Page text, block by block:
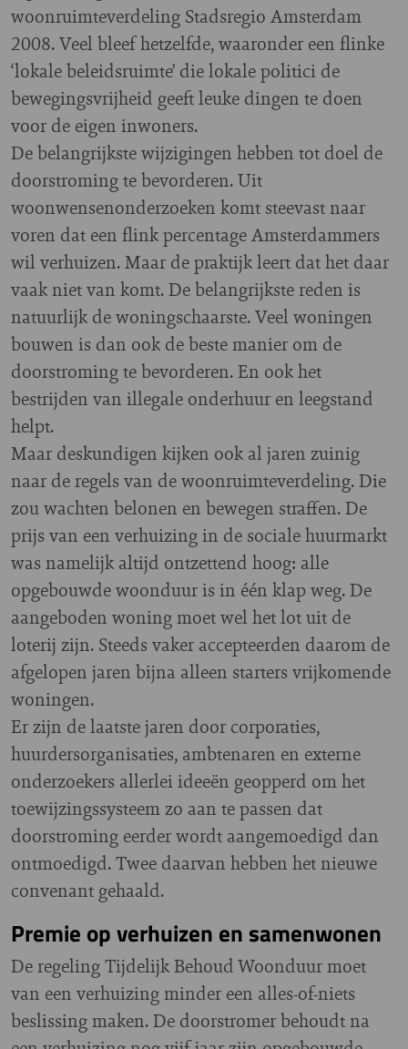
woonruimteverdeling Stadsregio Amsterdam
2008. Veel bleef hetzelfde, waaronder een flinke
‘lokale beleidsruimte’ die lokale politici de
bewegingsvrijheid geeft leuke dingen te doen
voor de eigen inwoners.
De belangrijkste wijzigingen hebben tot doel de
doorstroming te bevorderen. Uit
woonwensenonderzoeken komt steevast naar
voren dat een flink percentage Amsterdammers
wil verhuizen. Maar de praktijk leert dat het daar
vaak niet van komt. De belangrijkste reden is
natuurlijk de woningschaarste. Veel woningen
bouwen is dan ook de beste manier om de
doorstroming te bevorderen. En ook het
bestrijden van illegale onderhuur en leegstand
helpt.
Maar deskundigen kijken ook al jaren zuinig
naar de regels van de woonruimteverdeling. Die
zou wachten belonen en bewegen straffen. De
prijs van een verhuizing in de sociale huurmarkt
was namelijk altijd ontzettend hoog: alle
opgebouwde woonduur is in één klap weg. De
aangeboden woning moet wel het lot uit de
loterij zijn. Steeds vaker accepteerden daarom de
afgelopen jaren bijna alleen starters vrijkomende
woningen.
Er zijn de laatste jaren door corporaties,
huurdersorganisaties, ambtenaren en externe
onderzoekers allerlei ideeën geopperd om het
toewijzingssysteem zo aan te passen dat
doorstroming eerder wordt aangemoedigd dan
ontmoedigd. Twee daarvan hebben het nieuwe
convenant gehaald.
Premie op verhuizen en samenwonen
De regeling Tijdelijk Behoud Woonduur moet
van een verhuizing minder een alles-of-niets
beslissing maken. De doorstromer behoudt na